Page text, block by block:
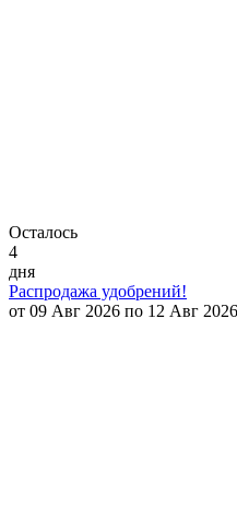
Осталось
4
дня
Распродажа удобрений!
от 09 Авг 2026 по 12 Авг 2026